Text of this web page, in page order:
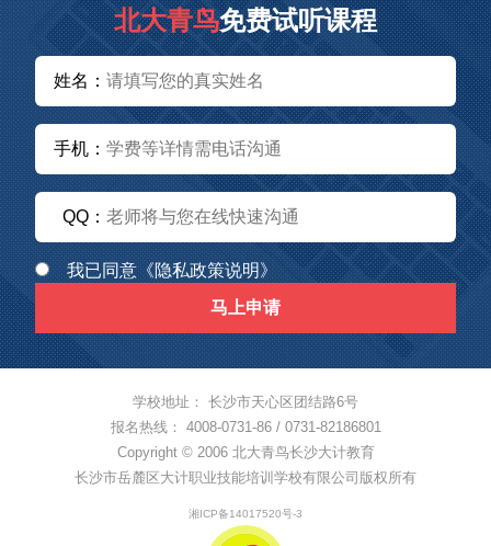
北大青鸟免费试听课程
姓名：
手机：
QQ：
我已同意《隐私政策说明》
马上申请
学校地址： 长沙市天心区团结路6号
报名热线： 4008-0731-86 / 0731-82186801
Copyright © 2006 北大青鸟长沙大计教育
长沙市岳麓区大计职业技能培训学校有限公司版权所有
湘ICP备14017520号-3